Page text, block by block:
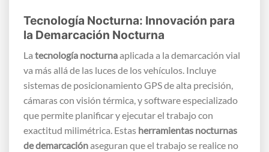
Tecnología Nocturna: Innovación para
la Demarcación Nocturna
La tecnología nocturnaaplicada a la demarcación vial
va más allá de las luces de los vehículos. Incluye
sistemas de posicionamiento GPS de alta precisión,
cámaras con visión térmica, y software especializado
que permite planificar y ejecutar el trabajo con
exactitud milimétrica. Estas herramientas nocturnas
de demarcaciónaseguran que el trabajo se realice no